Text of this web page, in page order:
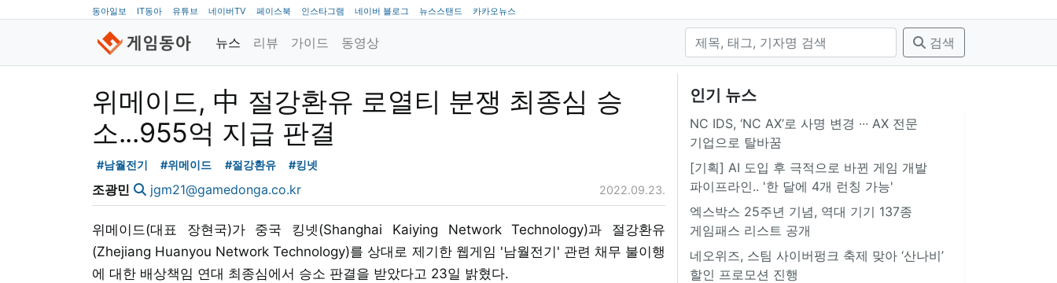
동아일보 IT동아 유튜브 네이버TV 페이스북 인스타그램 네이버 블로그 뉴스스탠드 카카오뉴스
뉴스 리뷰 가이드 동영상 검색
위메이드, 中 절강환유 로열티 분쟁 최종심 승
소...955억 지급 판결
#남월전기 #위메이드 #절강환유 #킹넷
조광민 jgm21@gamedonga.co.kr 2022.09.23.
위메이드(대표 장현국)가 중국 킹넷(Shanghai Kaiying Network Technology)과 절강환유
(Zhejiang Huanyou Network Technology)를 상대로 제기한 웹게임 '남월전기' 관련 채무 불이행
에 대한 배상책임 연대 최종심에서 승소 판결을 받았다고 23일 밝혔다.
인기 뉴스
NC IDS, ‘NC AX’로 사명 변경 ∙∙∙ AX 전문
기업으로 탈바꿈
[기획] AI 도입 후 극적으로 바뀐 게임 개발
파이프라인.. '한 달에 4개 런칭 가능'
엑스박스 25주년 기념, 역대 기기 137종
게임패스 리스트 공개
네오위즈, 스팀 사이버펑크 축제 맞아 ‘산나비’
할인 프로모션 진행